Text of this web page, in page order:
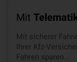
Mit
Mit sicherer
Ihrer Kfz-
Fahren sparen.